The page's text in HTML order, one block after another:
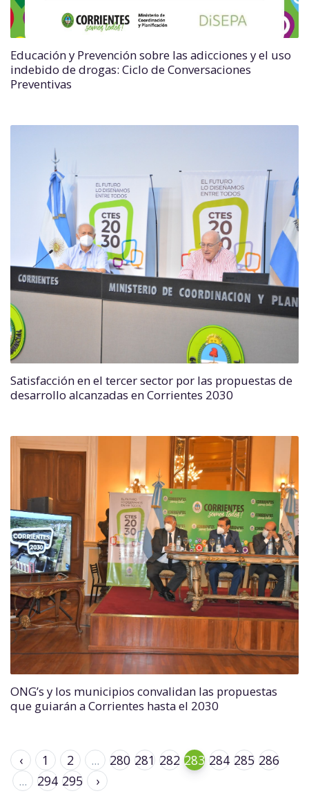
Educación y Prevención sobre las adicciones y el uso
indebido de drogas: Ciclo de Conversaciones
Preventivas
Satisfacción en el tercer sector por las propuestas de
desarrollo alcanzadas en Corrientes 2030
ONG’s y los municipios convalidan las propuestas
que guiarán a Corrientes hasta el 2030
‹ 1 2 ... 280 281 282 283 284 285 286
...
294 295 ›